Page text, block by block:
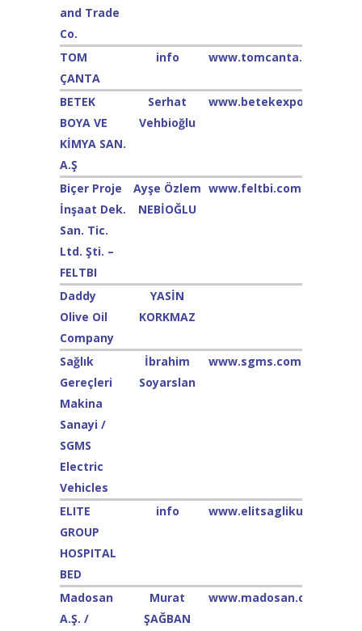
and Trade
Co.
TOM
ÇANTA
info www.tomcanta.com
BETEK
BOYA VE
KİMYA SAN.
A.Ş
Serhat
Vehbioğlu
www.betekexport.com
Biçer Proje
İnşaat Dek.
San. Tic.
Ltd. Şti. –
FELTBI
Ayşe Özlem
NEBİOĞLU
www.feltbi.com
Daddy
Olive Oil
Company
YASİN
KORKMAZ
Sağlık
Gereçleri
Makina
Sanayi /
SGMS
Electric
Vehicles
İbrahim
Soyarslan
www.sgms.com.tr
ELITE
GROUP
HOSPITAL
BED
info
Madosan
A.Ş. /
Murat
ŞAĞBAN
www.madosan.com.tr